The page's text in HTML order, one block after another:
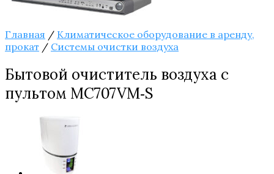
Главная / Климатическое оборудование в аренду,
прокат / Системы очистки воздуха
Бытовой очиститель воздуха с
пультом MC707VM‑S